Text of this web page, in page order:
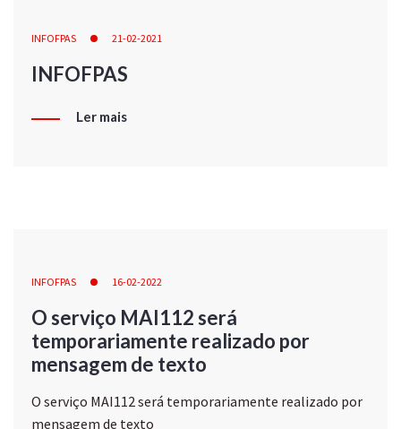
INFOFPAS 21-02-2021
INFOFPAS
Ler mais
INFOFPAS 16-02-2022
O serviço MAI112 será
temporariamente realizado por
mensagem de texto
O serviço MAI112 será temporariamente realizado por
mensagem de texto